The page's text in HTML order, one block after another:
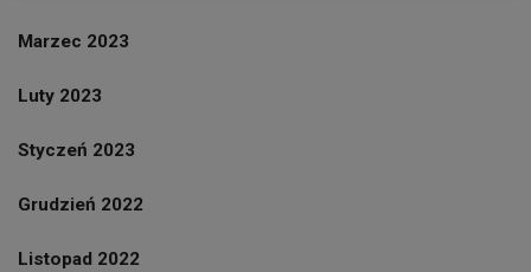
Marzec 2023
Luty 2023
Styczeń 2023
Grudzień 2022
Listopad 2022